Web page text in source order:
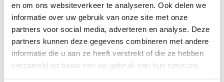
en om ons websiteverkeer te analyseren. Ook delen we
informatie over uw gebruik van onze site met onze
partners voor social media, adverteren en analyse. Deze
partners kunnen deze gegevens combineren met andere
informatie die u aan ze heeft verstrekt of die ze hebben
verzameld op basis van uw gebruik van hun services.
PRODUCTSPECIFICATIES
Artikelnummer 82061931
82061931